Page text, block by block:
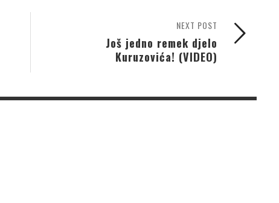
NEXT POST
Još jedno remek djelo
Kuruzovića! (VIDEO)